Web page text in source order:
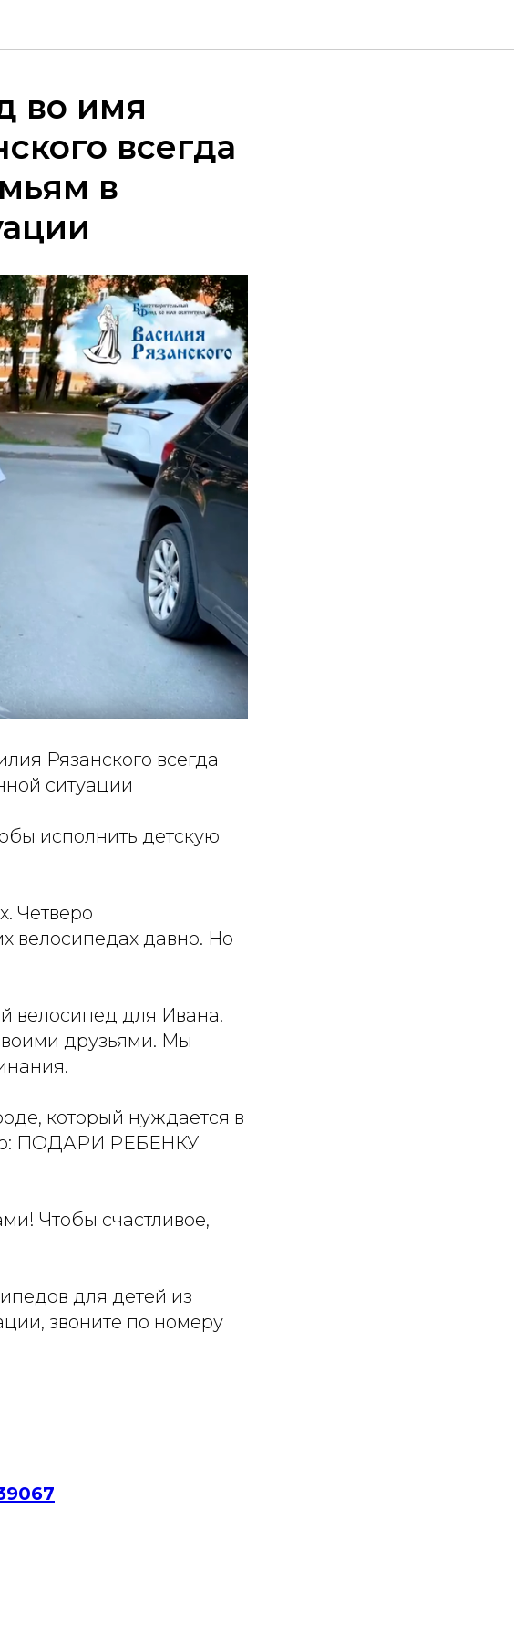
во имя
всегда
в
Рязанского всегда
ситуации
исполнить детскую
Четверо
велосипедах давно. Но
велосипед для Ивана.
друзьями. Мы
который нуждается в
ПОДАРИ РЕБЕНКУ
Чтобы счастливое,
для детей из
звоните по номеру